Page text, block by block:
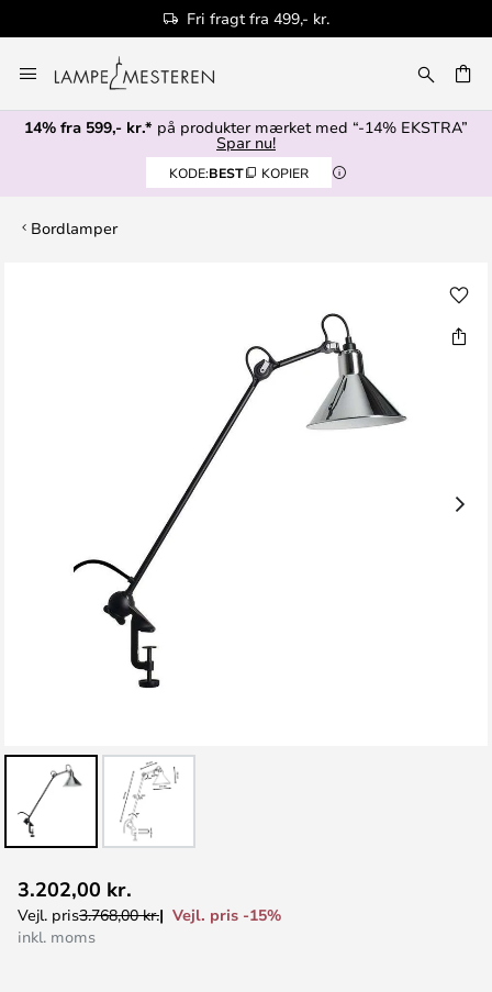
Fri fragt fra 499,- kr.
to
Content
14% fra 599,- kr.* på produkter mærket med “-14% EKSTRA”
Spar nu!
KODE:BEST KOPIER
Bordlamper
til
starten
3.202,00 kr.
Vejl. pris3.768,00 kr.
Vejl. pris -15%
inkl. moms